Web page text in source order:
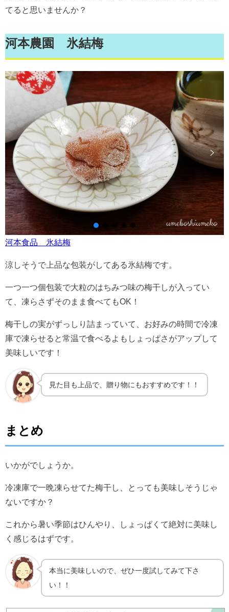
てると思いませんか？
河本農園 氷結梅
河本食品 氷結梅
涼しそうで上品な包装がしてある氷結梅です。
一つ一つ個包装で大粒のはちみつ味の梅干しが入ってい
て、凍らさずそのまま食べてもOK！
梅干しの実がずっしり詰まっていて、お好みの時間で冷凍
庫で凍らせると常温で食べるよもしょっぱさがアップして
美味しいです！
見た目も上品で、贈り物にもおすすめです！！
まとめ
いかがでしょうか。
冷凍庫で一晩凍らせてた梅干し、とっても美味しそうじゃ
ないですか？
これから暑い季節はひんやり、しょっぱくて絶対に美味し
く感じるはずです。
本当に美味しいので、ぜひ一度試してみて下さ
い！！